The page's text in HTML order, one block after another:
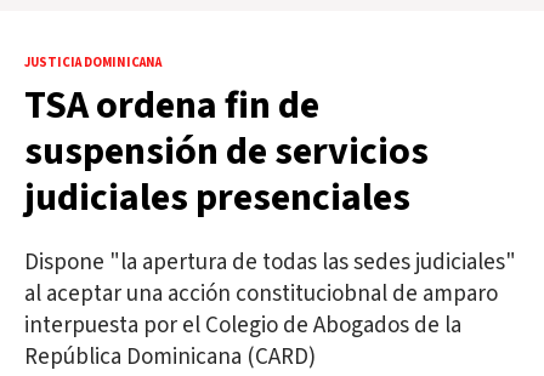
JUSTICIA DOMINICANA
TSA ordena fin de
suspensión de servicios
judiciales presenciales
Dispone "la apertura de todas las sedes judiciales"
al aceptar una acción constituciobnal de amparo
interpuesta por el Colegio de Abogados de la
República Dominicana (CARD)